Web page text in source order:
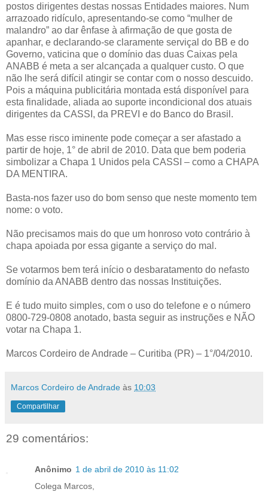
postos dirigentes destas nossas Entidades maiores. Num
arrazoado ridículo, apresentando-se como “mulher de
malandro” ao dar ênfase à afirmação de que gosta de
apanhar, e declarando-se claramente serviçal do BB e do
Governo, vaticina que o domínio das duas Caixas pela
ANABB é meta a ser alcançada a qualquer custo. O que
não lhe será difícil atingir se contar com o nosso descuido.
Pois a máquina publicitária montada está disponível para
esta finalidade, aliada ao suporte incondicional dos atuais
dirigentes da CASSI, da PREVI e do Banco do Brasil.
Mas esse risco iminente pode começar a ser afastado a
partir de hoje, 1° de abril de 2010. Data que bem poderia
simbolizar a Chapa 1 Unidos pela CASSI – como a CHAPA
DA MENTIRA.
Basta-nos fazer uso do bom senso que neste momento tem
nome: o voto.
Não precisamos mais do que um honroso voto contrário à
chapa apoiada por essa gigante a serviço do mal.
Se votarmos bem terá início o desbaratamento do nefasto
domínio da ANABB dentro das nossas Instituições.
E é tudo muito simples, com o uso do telefone e o número
0800-729-0808 anotado, basta seguir as instruções e NÃO
votar na Chapa 1.
Marcos Cordeiro de Andrade – Curitiba (PR) – 1°/04/2010.
Marcos Cordeiro de Andrade às 10:03
Compartilhar
29 comentários:
Anônimo 1 de abril de 2010 às 11:02
Colega Marcos,